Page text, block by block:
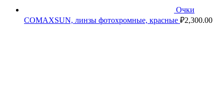
Очки
COMAXSUN, линзы фотохромные, красные ₽2,300.00